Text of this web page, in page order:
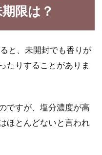
限は？
と、未開封でも香りが
たりすることがありま
ですが、塩分濃度が高
ほとんどないと言われ